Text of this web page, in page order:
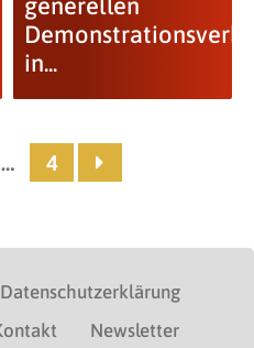
in...
… 4
Datenschutzerklärung
Newsletter